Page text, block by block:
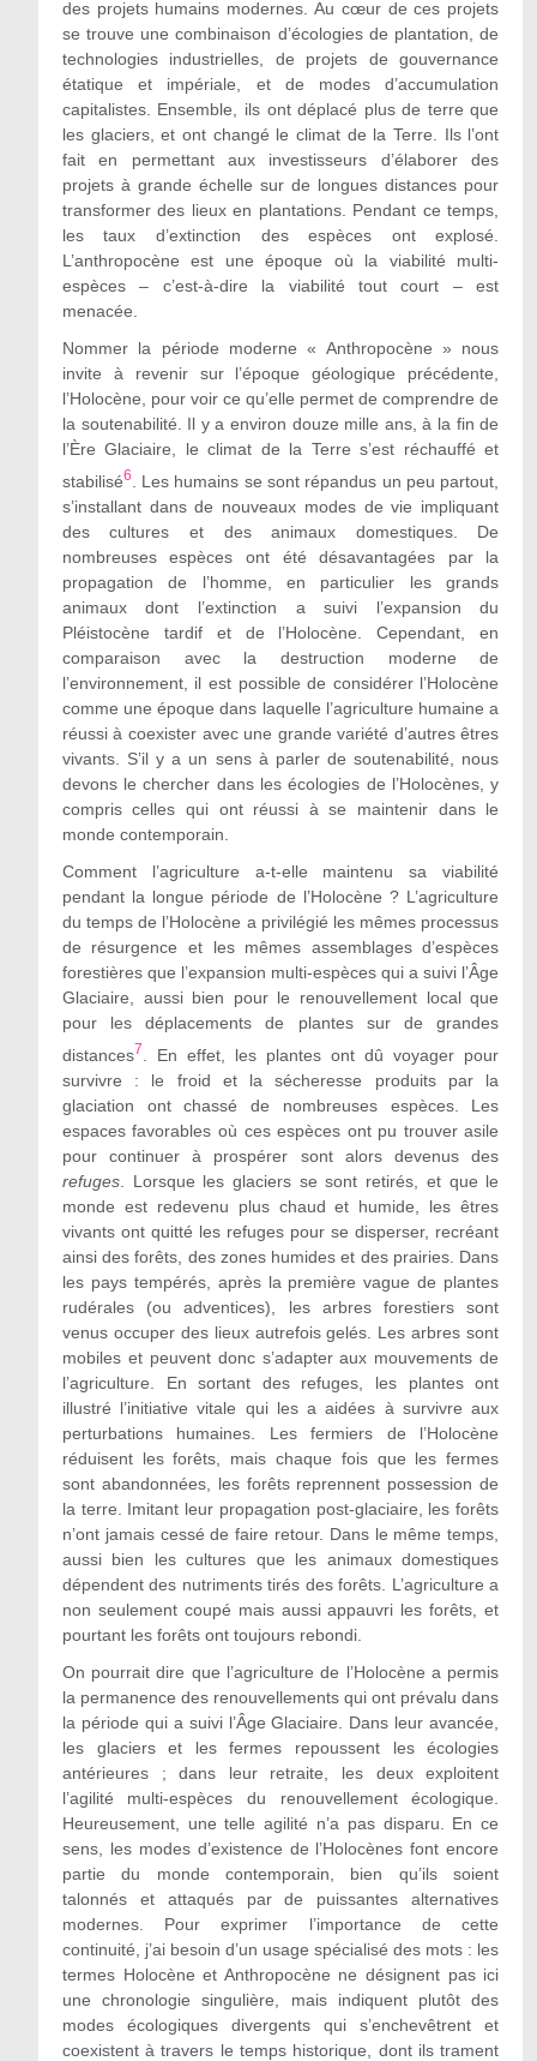
des projets humains modernes. Au cœur de ces projets
se trouve une combinaison d’écologies de plantation, de
technologies industrielles, de projets de gouvernance
étatique et impériale, et de modes d’accumulation
capitalistes. Ensemble, ils ont déplacé plus de terre que
les glaciers, et ont changé le climat de la Terre. Ils l’ont
fait en permettant aux investisseurs d’élaborer des
projets à grande échelle sur de longues distances pour
transformer des lieux en plantations. Pendant ce temps,
les taux d’extinction des espèces ont explosé.
L’anthropocène est une époque où la viabilité multi-
espèces – c’est-à-dire la viabilité tout court – est
menacée.
Nommer la période moderne « Anthropocène » nous
invite à revenir sur l’époque géologique précédente,
l’Holocène, pour voir ce qu’elle permet de comprendre de
la soutenabilité. Il y a environ douze mille ans, à la fin de
l’Ère Glaciaire, le climat de la Terre s’est réchauffé et
stabilisé6
. Les humains se sont répandus un peu partout,
s’installant dans de nouveaux modes de vie impliquant
des cultures et des animaux domestiques. De
nombreuses espèces ont été désavantagées par la
propagation de l’homme, en particulier les grands
animaux dont l’extinction a suivi l’expansion du
Pléistocène tardif et de l’Holocène. Cependant, en
comparaison avec la destruction moderne de
l’environnement, il est possible de considérer l’Holocène
comme une époque dans laquelle l’agriculture humaine a
réussi à coexister avec une grande variété d’autres êtres
vivants. S’il y a un sens à parler de soutenabilité, nous
devons le chercher dans les écologies de l’Holocènes, y
compris celles qui ont réussi à se maintenir dans le
monde contemporain.
Comment l’agriculture a-t-elle maintenu sa viabilité
pendant la longue période de l’Holocène ? L’agriculture
du temps de l’Holocène a privilégié les mêmes processus
de résurgence et les mêmes assemblages d’espèces
forestières que l’expansion multi-espèces qui a suivi l’Âge
Glaciaire, aussi bien pour le renouvellement local que
pour les déplacements de plantes sur de grandes
distances7
. En effet, les plantes ont dû voyager pour
survivre : le froid et la sécheresse produits par la
glaciation ont chassé de nombreuses espèces. Les
espaces favorables où ces espèces ont pu trouver asile
pour continuer à prospérer sont alors devenus des
refuges. Lorsque les glaciers se sont retirés, et que le
monde est redevenu plus chaud et humide, les êtres
vivants ont quitté les refuges pour se disperser, recréant
ainsi des forêts, des zones humides et des prairies. Dans
les pays tempérés, après la première vague de plantes
rudérales (ou adventices), les arbres forestiers sont
venus occuper des lieux autrefois gelés. Les arbres sont
mobiles et peuvent donc s’adapter aux mouvements de
l’agriculture. En sortant des refuges, les plantes ont
illustré l’initiative vitale qui les a aidées à survivre aux
perturbations humaines. Les fermiers de l’Holocène
réduisent les forêts, mais chaque fois que les fermes
sont abandonnées, les forêts reprennent possession de
la terre. Imitant leur propagation post-glaciaire, les forêts
n’ont jamais cessé de faire retour. Dans le même temps,
aussi bien les cultures que les animaux domestiques
dépendent des nutriments tirés des forêts. L’agriculture a
non seulement coupé mais aussi appauvri les forêts, et
pourtant les forêts ont toujours rebondi.
On pourrait dire que l’agriculture de l’Holocène a permis
la permanence des renouvellements qui ont prévalu dans
la période qui a suivi l’Âge Glaciaire. Dans leur avancée,
les glaciers et les fermes repoussent les écologies
antérieures ; dans leur retraite, les deux exploitent
l’agilité multi-espèces du renouvellement écologique.
Heureusement, une telle agilité n’a pas disparu. En ce
sens, les modes d’existence de l’Holocènes font encore
partie du monde contemporain, bien qu’ils soient
talonnés et attaqués par de puissantes alternatives
modernes. Pour exprimer l’importance de cette
continuité, j’ai besoin d’un usage spécialisé des mots : les
termes Holocène et Anthropocène ne désignent pas ici
une chronologie singulière, mais indiquent plutôt des
modes écologiques divergents qui s’enchevêtrent et
coexistent à travers le temps historique, dont ils trament